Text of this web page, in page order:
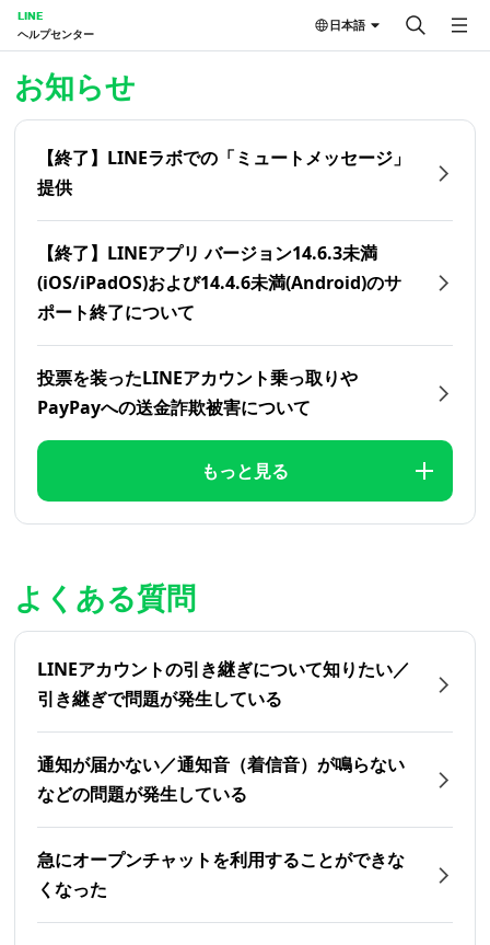
LINE
ヘルプセンター
日本語
お知らせ
【終了】LINEラボでの「ミュートメッセージ」
提供
【終了】LINEアプリ バージョン14.6.3未満
(iOS/iPadOS)および14.4.6未満(Android)のサ
ポート終了について
投票を装ったLINEアカウント乗っ取りや
PayPayへの送金詐欺被害について
もっと見る
よくある質問
LINEアカウントの引き継ぎについて知りたい／
引き継ぎで問題が発生している
通知が届かない／通知音（着信音）が鳴らない
などの問題が発生している
急にオープンチャットを利用することができな
くなった